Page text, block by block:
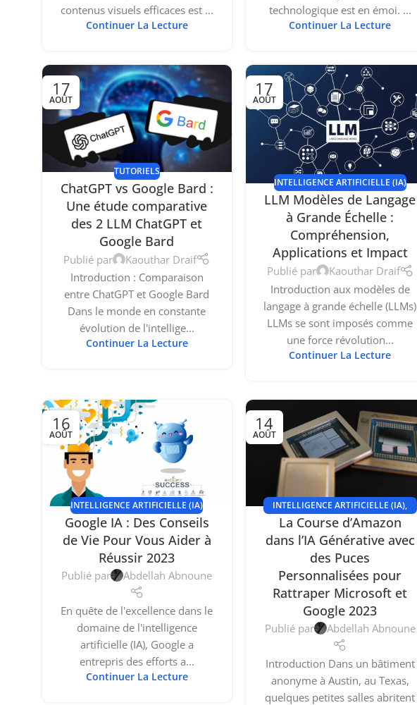
contenus visuels efficaces est ...
Continuer La Lecture
technologique est en émoi. ...
Continuer La Lecture
17
AOÛT
TUTORIELS
ChatGPT vs Google Bard :
Une étude comparative
des 2 LLM ChatGPT et
Google Bard
Publié par
Kaouthar Draif
Introduction : Comparaison
entre ChatGPT et Google Bard
Dans le monde en constante
évolution de l'intellige...
Continuer La Lecture
17
AOÛT
INTELLIGENCE ARTIFICIELLE (IA)
LLM Modèles de Langage
à Grande Échelle :
Compréhension,
Applications et Impact
Publié par
Kaouthar Draif
Introduction aux modèles de
langage à grande échelle (LLMs)
LLMs se sont imposés comme
une force révolution...
Continuer La Lecture
16
AOÛT
INTELLIGENCE ARTIFICIELLE (IA)
Google IA : Des Conseils
de Vie Pour Vous Aider à
Réussir 2023
Publié par Abdellah Abnoune
En quête de l'excellence dans le
domaine de l'intelligence
artificielle (IA), Google a
entrepris des efforts a...
Continuer La Lecture
14
AOÛT
INTELLIGENCE ARTIFICIELLE (IA),
NOUVELLES TECHNOLOGIES
La Course d’Amazon
dans l’IA Générative avec
des Puces
Personnalisées pour
Rattraper Microsoft et
Google 2023
Publié par Abdellah Abnoune
Introduction Dans un bâtiment
anonyme à Austin, au Texas,
quelques petites salles abritent